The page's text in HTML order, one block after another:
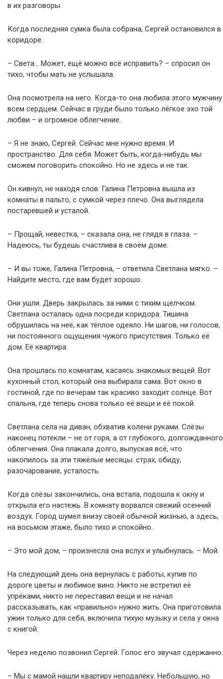
в их разговоры.
Когда последняя сумка была собрана, Сергей остановился в
коридоре.
– Света… Может, ещё можно всё исправить? – спросил он
тихо, чтобы мать не услышала.
Она посмотрела на него. Когда-то она любила этого мужчину
всем сердцем. Сейчас в груди было только лёгкое эхо той
любви – и огромное облегчение.
– Я не знаю, Сергей. Сейчас мне нужно время. И
пространство. Для себя. Может быть, когда-нибудь мы
сможем поговорить спокойно. Но не здесь и не так.
Он кивнул, не находя слов. Галина Петровна вышла из
комнаты в пальто, с сумкой через плечо. Она выглядела
постаревшей и усталой.
– Прощай, невестка, – сказала она, не глядя в глаза. –
Надеюсь, ты будешь счастлива в своём доме.
– И вы тоже, Галина Петровна, – ответила Светлана мягко. –
Найдите место, где вам будет хорошо.
Они ушли. Дверь закрылась за ними с тихим щелчком.
Светлана осталась одна посреди коридора. Тишина
обрушилась на неё, как тёплое одеяло. Ни шагов, ни голосов,
ни постоянного ощущения чужого присутствия. Только её
дом. Её квартира.
Она прошлась по комнатам, касаясь знакомых вещей. Вот
кухонный стол, который она выбирала сама. Вот окно в
гостиной, где по вечерам так красиво заходит солнце. Вот
спальня, где теперь снова только её вещи и её покой.
Светлана села на диван, обхватив колени руками. Слёзы
наконец потекли – не от горя, а от глубокого, долгожданного
облегчения. Она плакала долго, выпуская всё, что
накопилось за эти тяжёлые месяцы: страх, обиду,
разочарование, усталость.
Когда слёзы закончились, она встала, подошла к окну и
открыла его настежь. В комнату ворвался свежий осенний
воздух. Город шумел внизу своей обычной жизнью, а здесь,
на восьмом этаже, было тихо и спокойно.
– Это мой дом, – произнесла она вслух и улыбнулась. – Мой.
На следующий день она вернулась с работы, купив по
дороге цветы и любимое вино. Никто не встретил её
упрёками, никто не переставил вещи и не начал
рассказывать, как «правильно» нужно жить. Она приготовила
ужин только для себя, включила тихую музыку и села у окна
с книгой.
Через неделю позвонил Сергей. Голос его звучал сдержанно.
– Мы с мамой нашли квартиру неподалёку. Небольшую, но